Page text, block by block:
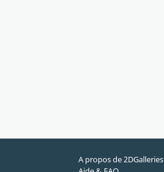
A propos de 2DGalleries